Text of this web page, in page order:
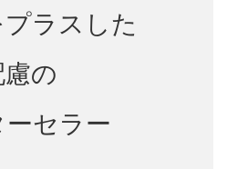
ラスした
の
セラー